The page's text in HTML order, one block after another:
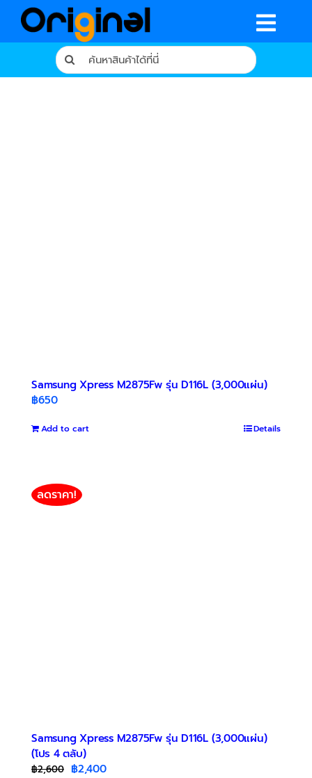
content
หน้าหลัก
Search
for:
Samsung Xpress M2875Fw รุ่น D116L (3,000แผ่น)
฿650
Add to cart Details
ลดราคา!
Samsung Xpress M2875Fw รุ่น D116L (3,000แผ่น)
(โปร 4 ตลับ)
฿2,600 Original
฿2,400Current